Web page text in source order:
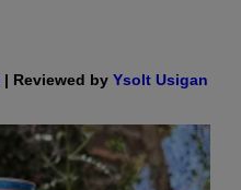
| Reviewed by Ysolt Usigan